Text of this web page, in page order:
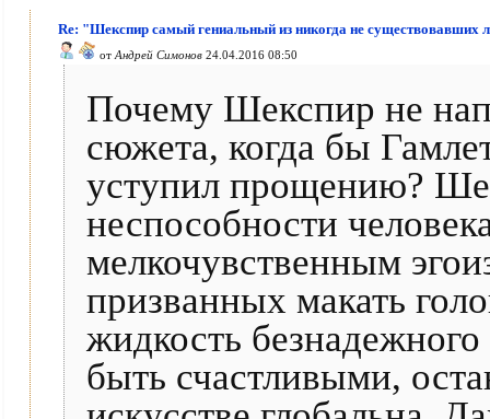
Re: "Шекспир самый гениальный из никогда не существовавших
от Андрей Симонов 24.04.2016 08:50
Почему Шекспир не
сюжета, когда бы
уступил прощению?
неспособности
мелкочувственным
призванных макать
жидкость
быть счастливыми,